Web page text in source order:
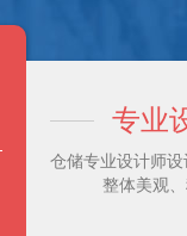
专业
仓储专业设计师设
整体美观、